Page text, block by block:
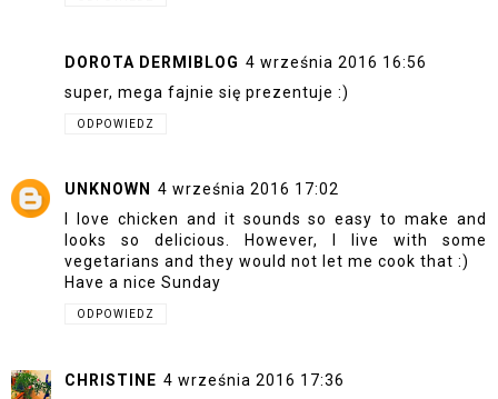
DOROTA DERMIBLOG 4 września 2016 16:56
super, mega fajnie się prezentuje :)
ODPOWIEDZ
UNKNOWN
4 września 2016 17:02
I love chicken and it sounds so easy to make and
looks so delicious. However, I live with some
vegetarians and they would not let me cook that :)
Have a nice Sunday
ODPOWIEDZ
CHRISTINE 4 września 2016 17:36